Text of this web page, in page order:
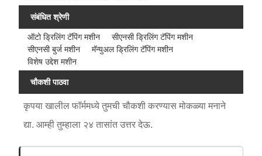
संबंधित श्रेणी
ऑटो ड्रिलिंग टॅपिंग मशीन
सीएनसी ड्रिलिंग टॅपिंग मशीन
सीएनसी बुर्ज मशीन
मॅन्युअल ड्रिलिंग टॅपिंग मशीन
विशेष उद्देश मशीन
चौकशी पाठवा
कृपया खालील फॉर्ममध्ये तुमची चौकशी करण्यास मोकळ्या मनाने
द्या. आम्ही तुम्हाला २४ तासांत उत्तर देऊ.